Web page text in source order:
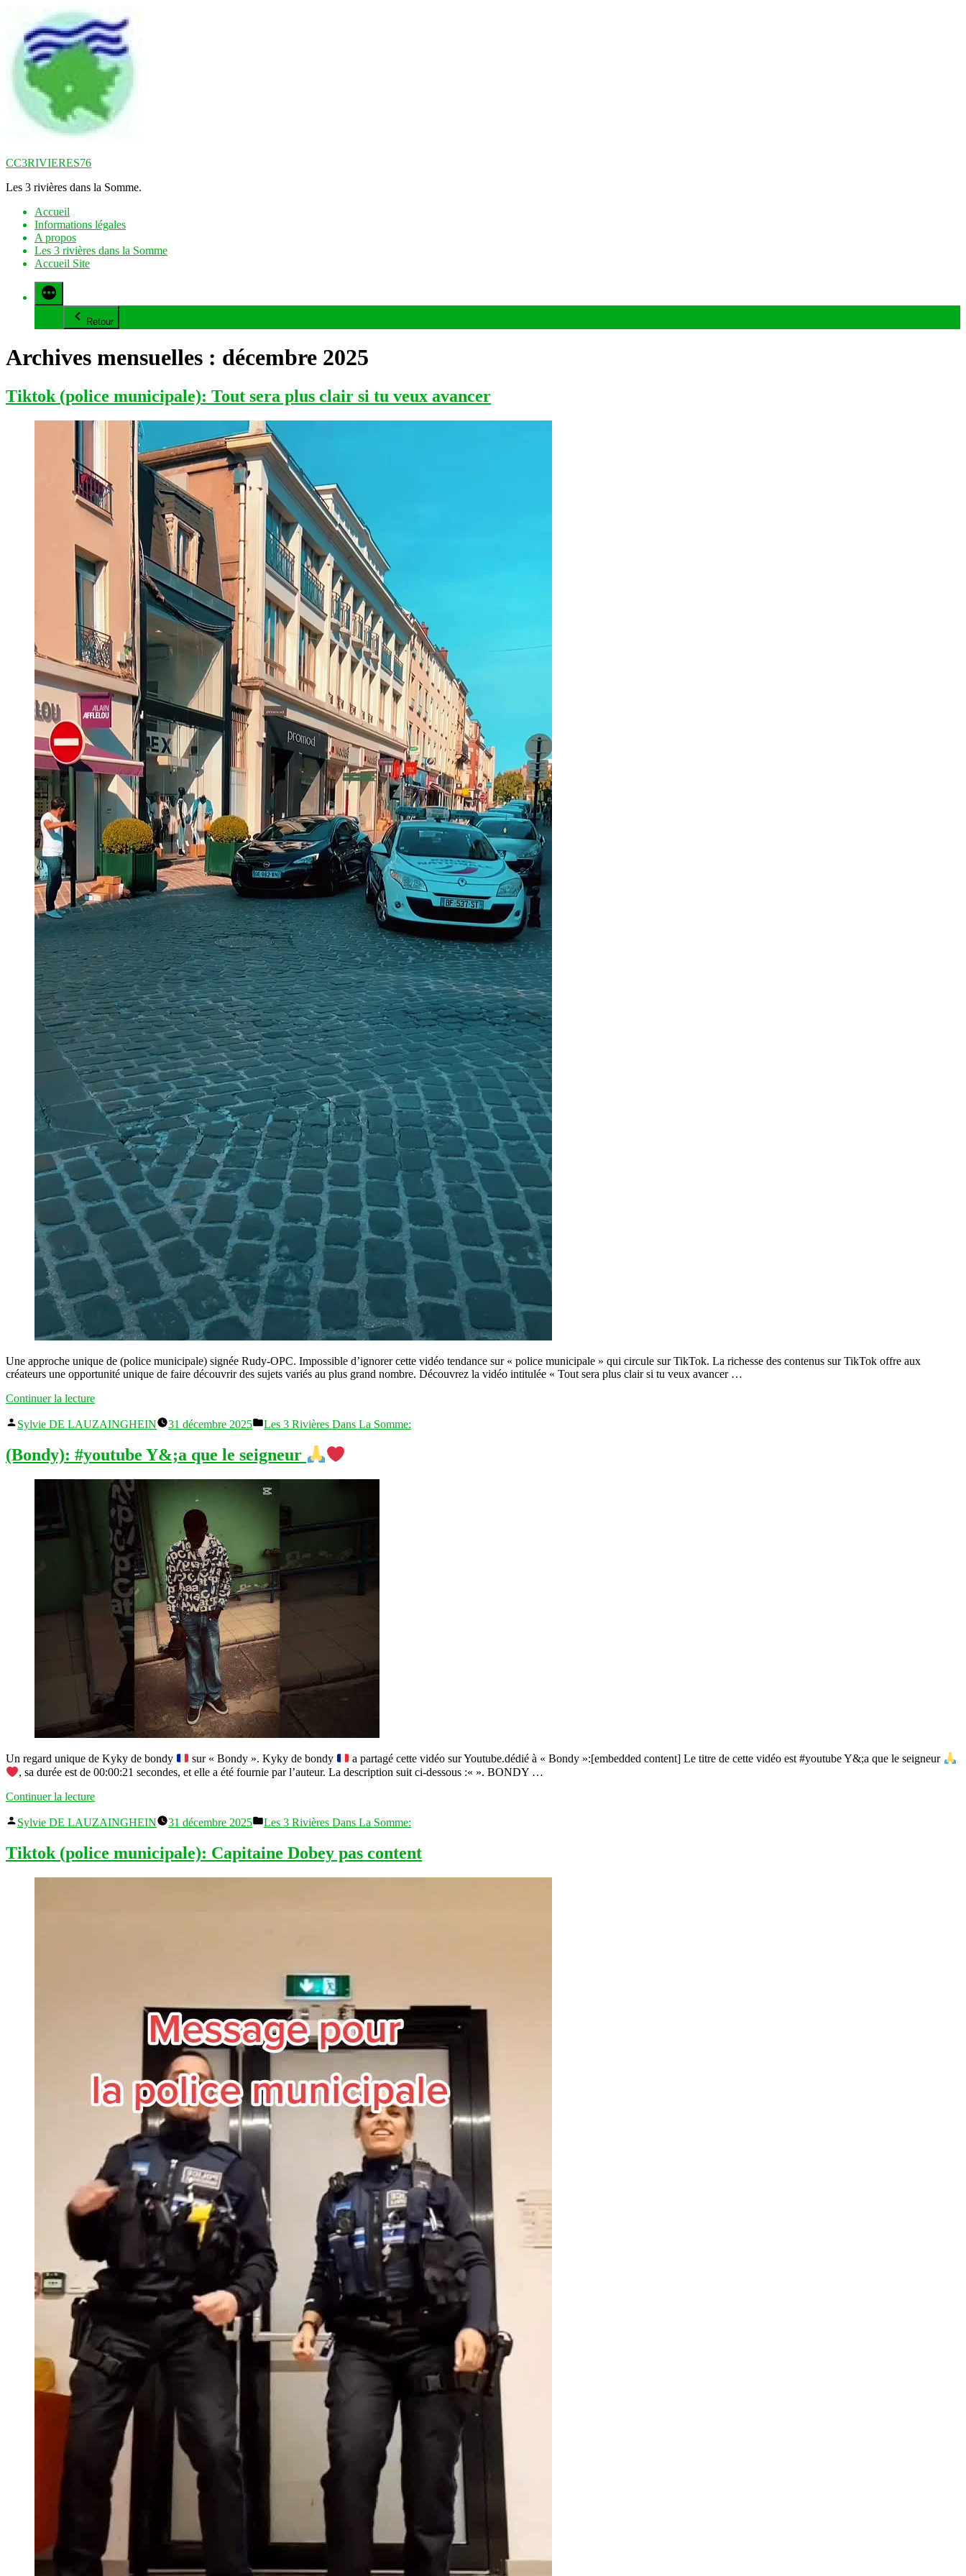
contenu
CC3RIVIERES76
Les 3 rivières dans la Somme.
Accueil
Informations légales
A propos
Les 3 rivières dans la Somme
Accueil Site
Retour
Archives mensuelles : décembre 2025
Tiktok (police municipale): Tout sera plus clair si tu veux avancer
Une approche unique de (police municipale) signée Rudy-OPC. Impossible d’ignorer cette vidéo tendance sur « police municipale » qui circule sur TikTok. La richesse des contenus sur TikTok offre aux
créateurs une opportunité unique de faire découvrir des sujets variés au plus grand nombre. Découvrez la vidéo intitulée « Tout sera plus clair si tu veux avancer …
Continuer la lecture« Tiktok
municipale):
sera
plus
veux
avancer »
Publié
Sylvie DE LAUZAINGHEIN 31 décembre 2025
Publié
Les 3 Rivières Dans La Somme:
(Bondy): #youtube Y&;a que le seigneur
Un regard unique de Kyky de bondy sur « Bondy ». Kyky de bondy
a partagé cette vidéo sur Youtube.dédié à « Bondy »:[embedded content] Le titre de cette vidéo est #youtube Y&;a que le seigneur
, sa durée est de 00:00:21 secondes, et elle a été fournie par l’auteur. La description suit ci-dessous :« ». BONDY …
Continuer la lecture« (Bondy):
Y&;a
seigneur
Publié
Sylvie DE LAUZAINGHEIN 31 décembre 2025
Publié
Les 3 Rivières Dans La Somme:
Tiktok (police municipale): Capitaine Dobey pas content